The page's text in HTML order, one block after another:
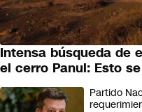
PAÍS
Intensa búsqueda de
el cerro Panul: Esto
Partido